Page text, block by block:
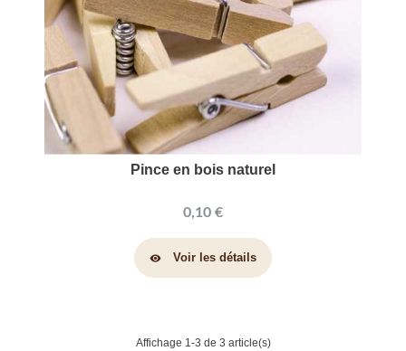
Pince en bois naturel
0,10 €
visibility Voir les détails
Affichage 1-3 de 3 article(s)